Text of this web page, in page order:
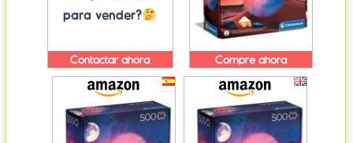
para vender?
Contactar ahora Compre ahora